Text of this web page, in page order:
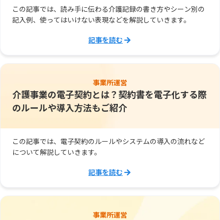
この記事では、読み手に伝わる介護記録の書き方やシーン別の
記入例、使ってはいけない表現などを解説していきます。
記事を読む
事業所運営
介護事業の電子契約とは？契約書を電子化する際
のルールや導入方法もご紹介
この記事では、電子契約のルールやシステムの導入の流れなど
について解説していきます。
記事を読む
事業所運営